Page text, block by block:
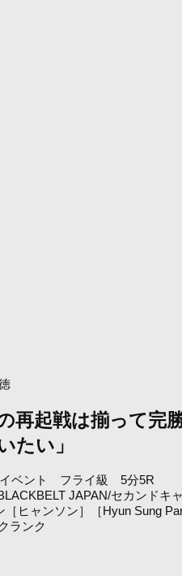
再起戦は揃って完
たい」
ベント フライ級 5分5R
JAPAN/セカンドキ
ヒャンソン］［Hyun Sung
ランク